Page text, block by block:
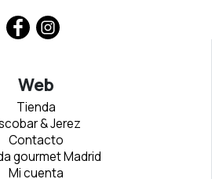
Web
Tienda
& Jerez
Contacto
gourmet Madrid
Mi cuenta